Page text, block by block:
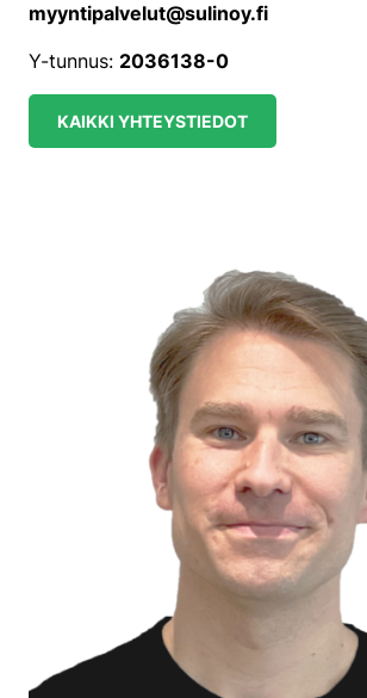
myyntipalvelut@sulinoy.fi
Y-tunnus: 2036138-0
KAIKKI YHTEYSTIEDOT